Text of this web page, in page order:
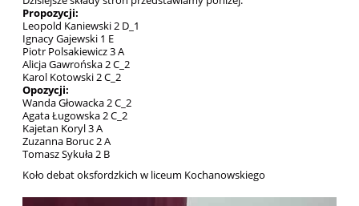
Propozycji:
Leopold Kaniewski 2 D_1
Ignacy Gajewski 1 E
Piotr Polsakiewicz 3 A
Alicja Gawrońska 2 C_2
Karol Kotowski 2 C_2
Opozycji:
Wanda Głowacka 2 C_2
Agata Ługowska 2 C_2
Kajetan Koryl 3 A
Zuzanna Boruc 2 A
Tomasz Sykuła 2 B
Koło debat oksfordzkich w liceum Kochanowskiego